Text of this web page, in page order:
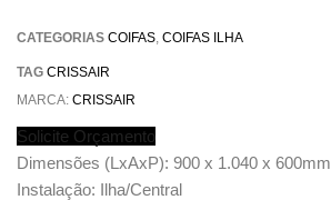
CATEGORIAS COIFAS, COIFAS ILHA
TAG CRISSAIR
MARCA: CRISSAIR
Solicite Orçamento
Dimensões (LxAxP): 900 x 1.040 x 600mm
Instalação: Ilha/Central